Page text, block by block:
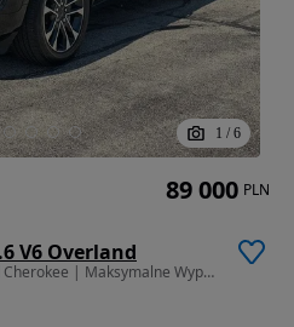
1 / 6
V6 Overland
3604 cm3 • 290 KM • Jeep Grand Cherokee | Maksymalne Wyposażenie | Pierwszy Właściciel
89 000 PLN